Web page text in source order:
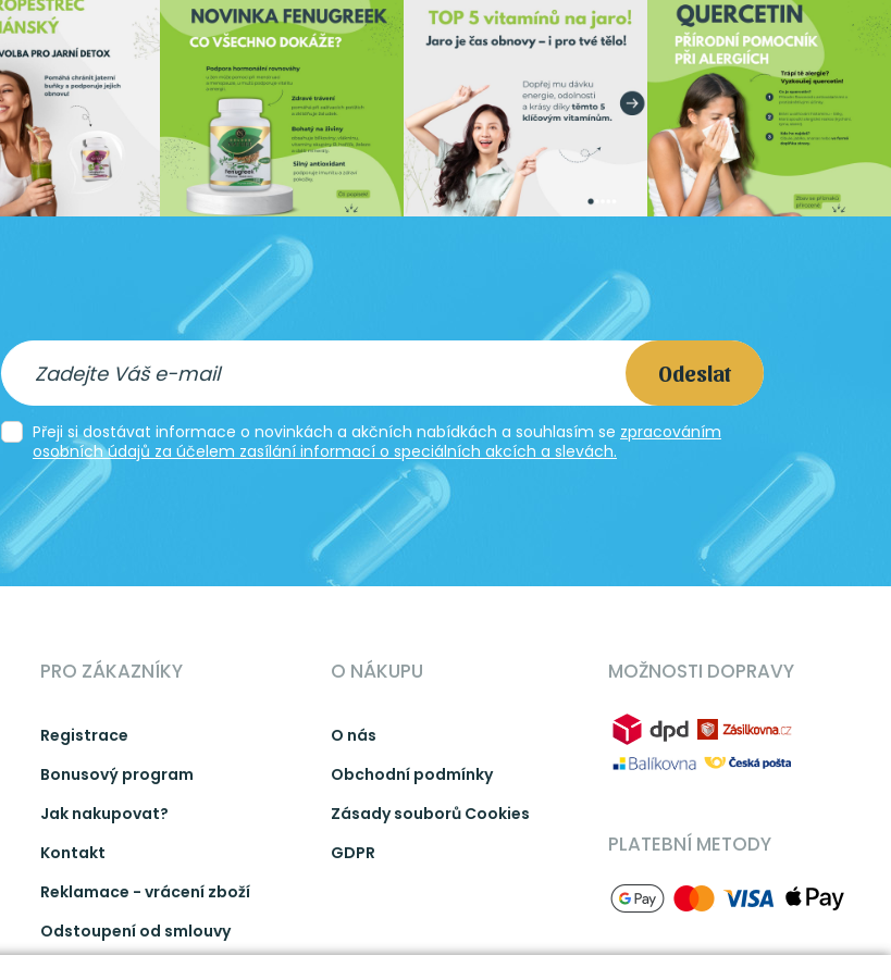
Odeslat
Přeji si dostávat informace o novinkách a akčních nabídkách a souhlasím se zpracováním
osobních údajů za účelem zasílání informací o speciálních akcích a slevách.
PRO ZÁKAZNÍKY
Registrace
Bonusový program
Jak nakupovat?
Kontakt
Reklamace - vrácení zboží
Odstoupení od smlouvy
O NÁKUPU
O nás
Obchodní podmínky
Zásady souborů Cookies
GDPR
MOŽNOSTI DOPRAVY
PLATEBNÍ METODY